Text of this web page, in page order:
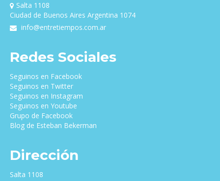
Salta 1108
Ciudad de Buenos Aires Argentina 1074
info@entretiempos.com.ar
Redes Sociales
Seguinos en Facebook
Seguinos en Twitter
Seguinos en Instagram
Seguinos en Youtube
Grupo de Facebook
Blog de Esteban Bekerman
Dirección
Salta 1108